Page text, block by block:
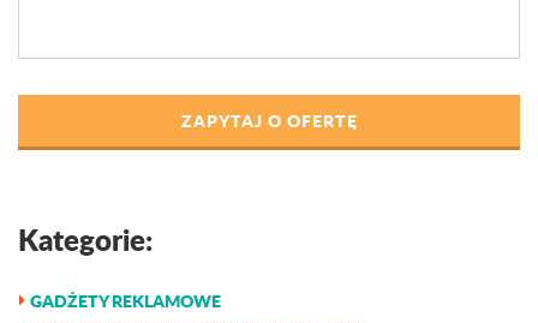
ZAPYTAJ O OFERTĘ
Kategorie:
GADŻETY REKLAMOWE